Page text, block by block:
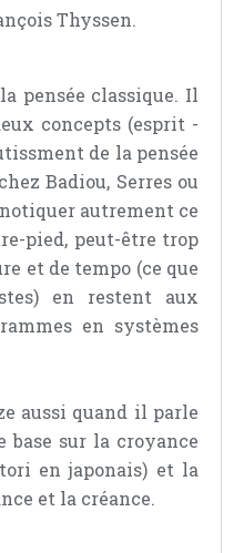
Thyssen.
pensée classique. Il
concepts (esprit -
de la pensée
Badiou, Serres ou
autrement ce
pied, peut-être trop
et de tempo (ce que
en restent aux
en systèmes
aussi quand il parle
base sur la croyance
en japonais) et la
et la créance.